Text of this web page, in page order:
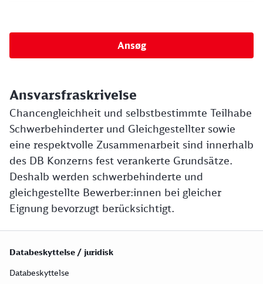
Ansøg
Ansvarsfraskrivelse
Chancengleichheit und selbstbestimmte Teilhabe
Schwerbehinderter und Gleichgestellter sowie
eine respektvolle Zusammenarbeit sind innerhalb
des DB Konzerns fest verankerte Grundsätze.
Deshalb werden schwerbehinderte und
gleichgestellte Bewerber:innen bei gleicher
Eignung bevorzugt berücksichtigt.
Databeskyttelse / juridisk
Databeskyttelse